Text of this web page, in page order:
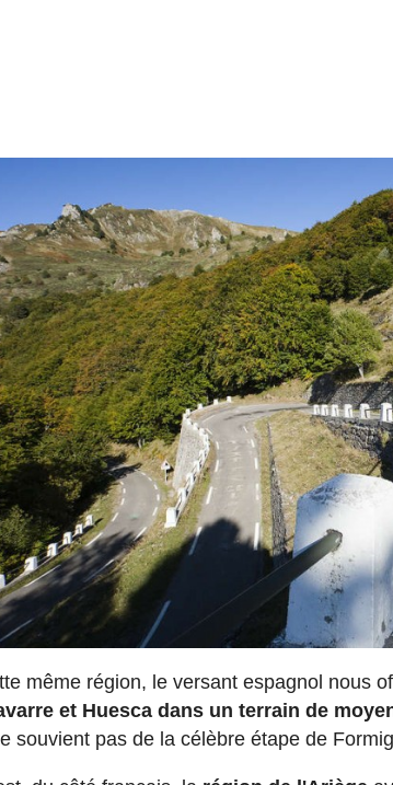
même région, le versant espagnol nous
et Huesca dans un terrain de
souvient pas de la célèbre étape de